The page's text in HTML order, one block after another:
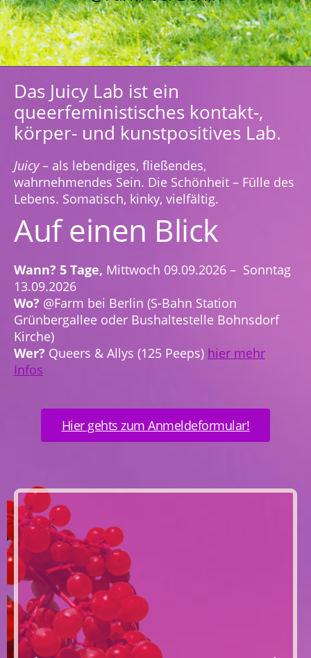
Das Juicy Lab ist ein
queerfeministisches kontakt-,
körper- und kunstpositives Lab.
Juicy– als lebendiges, fließendes,
wahrnehmendes Sein. Die Schönheit – Fülle des
Lebens. Somatisch, kinky, vielfältig.
Auf einen Blick
Wann? 5 Tage, Mittwoch 09.09.2026 – Sonntag
13.09.2026
Wo? @Farm bei Berlin (S-Bahn Station
Grünbergallee oder Bushaltestelle Bohnsdorf
Kirche)
Wer? Queers & Allys (125 Peeps) hier mehr
Infos
Hier gehts zum Anmeldeformular!